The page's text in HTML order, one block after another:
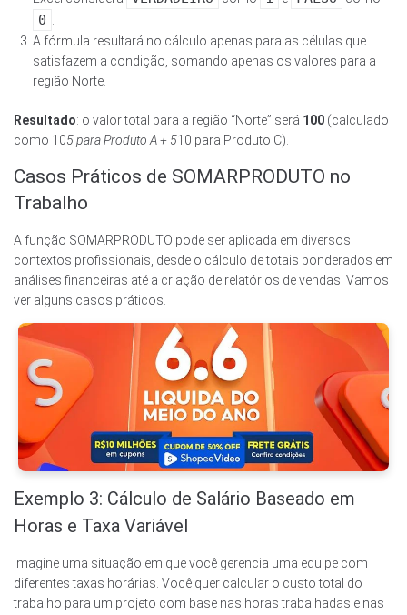
0 .
A fórmula resultará no cálculo apenas para as células que
satisfazem a condição, somando apenas os valores para a
região Norte.
Resultado: o valor total para a região “Norte” será 100 (calculado
como 105 para Produto A + 510 para Produto C).
Casos Práticos de SOMARPRODUTO no
Trabalho
A função SOMARPRODUTO pode ser aplicada em diversos
contextos profissionais, desde o cálculo de totais ponderados em
análises financeiras até a criação de relatórios de vendas. Vamos
ver alguns casos práticos.
Exemplo 3: Cálculo de Salário Baseado em
Horas e Taxa Variável
Imagine uma situação em que você gerencia uma equipe com
diferentes taxas horárias. Você quer calcular o custo total do
trabalho para um projeto com base nas horas trabalhadas e nas